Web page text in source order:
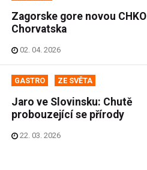
Zagorske gore novou CHKO
Chorvatska
02. 04. 2026
GASTRO ZE SVĚTA
Jaro ve Slovinsku: Chutě
probouzející se přírody
22. 03. 2026